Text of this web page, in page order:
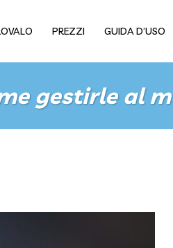
PREZZI GUIDA D’USO
gestirle al